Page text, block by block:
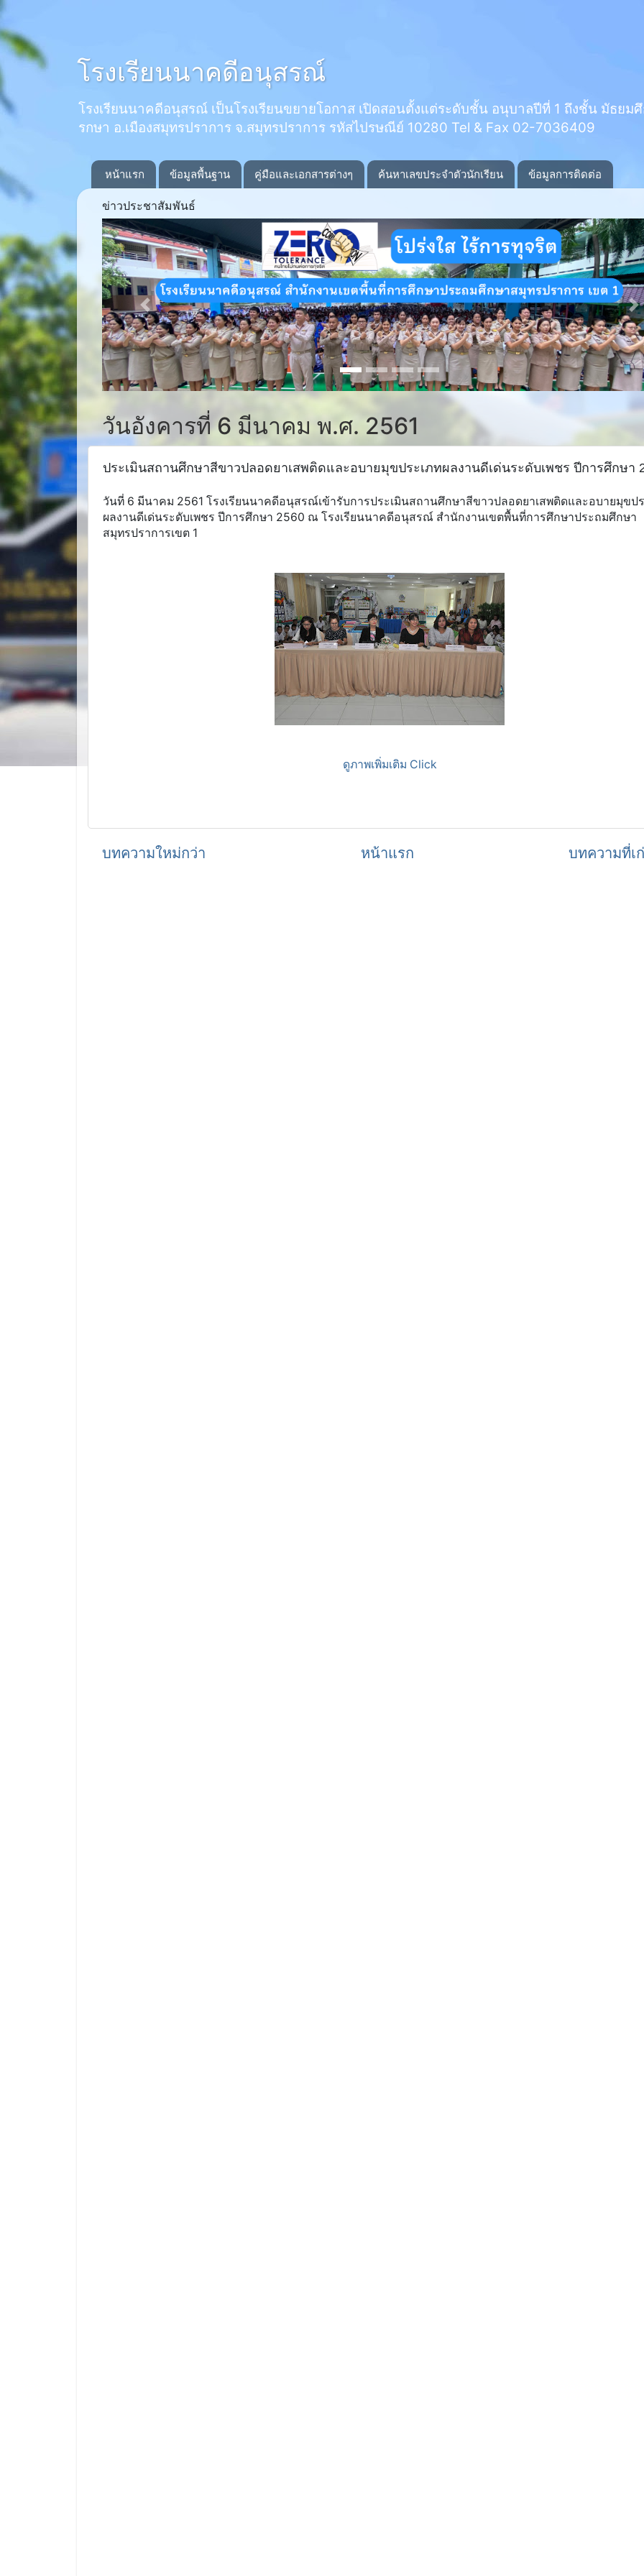
โรงเรียนนาคดีอนุสรณ์
โรงเรียนนาคดีอนุสรณ์ เป็นโรงเรียนขยายโอกาส เปิดสอนตั้งแต่ระดับชั้น อนุบาลปีที่ 1 ถึงชั้น มัธยม
รกษา อ.เมืองสมุทรปราการ จ.สมุทรปราการ รหัสไปรษณีย์ 10280 Tel & Fax 02-7036409
หน้าแรก ข้อมูลพื้นฐาน คู่มือและเอกสารต่างๆ ค้นหาเลขประจำตัวนักเรียน ข้อมูลการติดต่อ
ข่าวประชาสัมพันธ์
Previous
วันอังคารที่ 6 มีนาคม พ.ศ. 2561
ประเมินสถานศึกษาสีขาวปลอดยาเสพติดและอบายมุขประเภทผลงานดีเด่นระดับเพชร ปีการศึกษา
วันที่ 6 มีนาคม 2561 โรงเรียนนาคดีอนุสรณ์เข้ารับการประเมินสถานศึกษาสีขาวปลอดยาเสพติดและอบายมุขป
ผลงานดีเด่นระดับเพชร ปีการศึกษา 2560 ณ โรงเรียนนาคดีอนุสรณ์ สำนักงานเขตพื้นที่การศึกษาประถมศึกษา
สมุทรปราการเขต 1
ดูภาพเพิ่มเติม Click
บทความใหม่กว่า บทความที่เ
หน้าแรก